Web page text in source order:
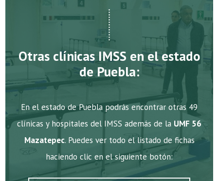
Otras clínicas IMSS en el estado
de Puebla:
En el estado de Puebla podrás encontrar otras 49
clínicas y hospitales del IMSS además de la UMF 56
Mazatepec. Puedes ver todo el listado de fichas
haciendo clic en el siguiente botón: